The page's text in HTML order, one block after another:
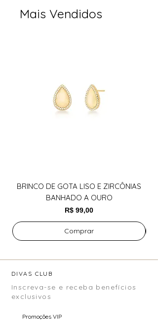
Mais Vendidos
BRINCO DE GOTA LISO E ZIRCÔNIAS
BANHADO A OURO
Preço
R$ 99,00
Comprar
DIVAS CLUB
Inscreva-se e receba benefícios
exclusivos
Promoções VIP